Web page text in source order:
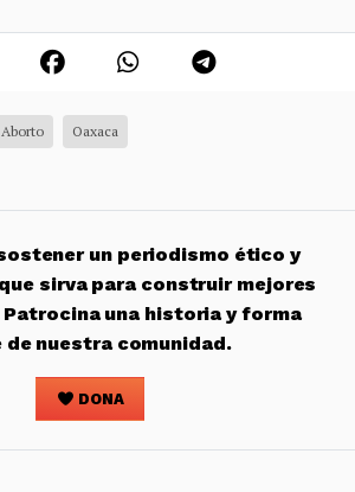
Oaxaca
un periodismo ético y
sirva para construir mejores
una historia y forma
de nuestra comunidad.
DONA